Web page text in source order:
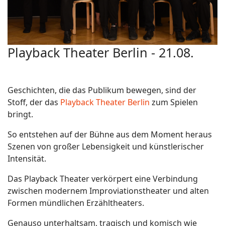
Playback Theater Berlin - 21.08.
Geschichten, die das Publikum bewegen, sind der
Stoff, der das Playback Theater Berlin zum Spielen
bringt.
So entstehen auf der Bühne aus dem Moment heraus
Szenen von großer Lebensigkeit und künstlerischer
Intensität.
Das Playback Theater verkörpert eine Verbindung
zwischen modernem Improviationstheater und alten
Formen mündlichen Erzähltheaters.
Genauso unterhaltsam, tragisch und komisch wie